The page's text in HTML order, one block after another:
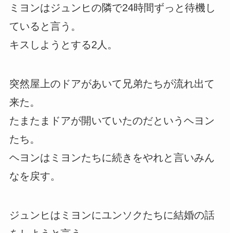
ミヨンはジュンヒの隣で24時間ずっと待機し
ていると言う。
キスしようとする2人。
突然屋上のドアがあいて兄弟たちが流れ出て
来た。
たまたまドアが開いていたのだというヘヨン
たち。
ヘヨンはミヨンたちに続きをやれと言いみん
なを戻す。
ジュンヒはミヨンにユンソクたちに結婚の話